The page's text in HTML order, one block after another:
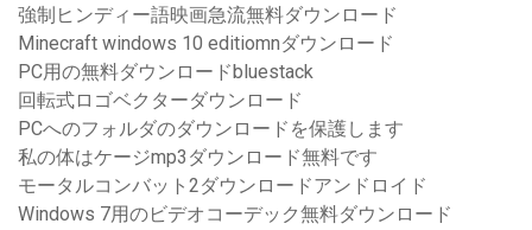
強制ヒンディー語映画急流無料ダウンロード
Minecraft windows 10 editiomnダウンロード
PC用の無料ダウンロードbluestack
回転式ロゴベクターダウンロード
PCへのフォルダのダウンロードを保護します
私の体はケージmp3ダウンロード無料です
モータルコンバット2ダウンロードアンドロイド
Windows 7用のビデオコーデック無料ダウンロード